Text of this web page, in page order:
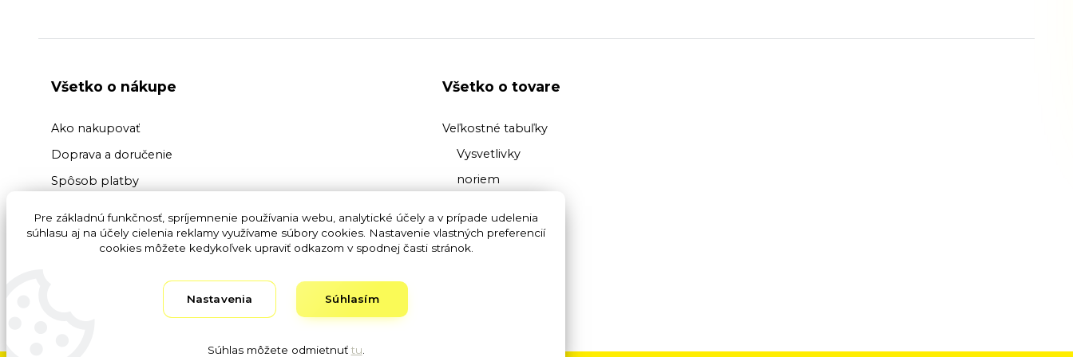
Všetko o nákupe
Ako nakupovať
Doprava a doručenie
Spôsob platby
Reklamácia tovaru
Obchodné podmienky
Všetko o tovare
Veľkostné tabuľky
Vysvetlivky
noriem
materiálov
Pre základnú funkčnosť, spríjemnenie používania webu, analytické účely a v prípade udelenia
súhlasu aj na účely cielenia reklamy využívame súbory cookies. Nastavenie vlastných preferencií
cookies môžete kedykoľvek upraviť odkazom v spodnej časti stránok.
Nastavenia Súhlasím
Súhlas môžete odmietnuť tu